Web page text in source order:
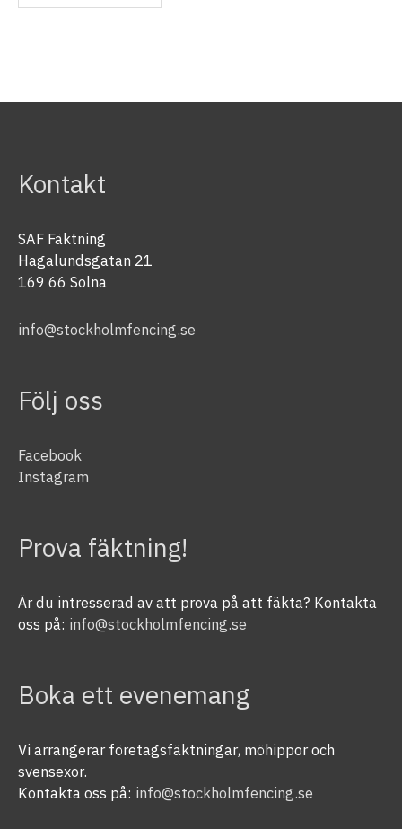
Kontakt
SAF Fäktning
Hagalundsgatan 21
169 66 Solna
info@stockholmfencing.se
Följ oss
Facebook
Instagram
Prova fäktning!
Är du intresserad av att prova på att fäkta? Kontakta
oss på: info@stockholmfencing.se
Boka ett evenemang
Vi arrangerar företagsfäktningar, möhippor och
svensexor.
Kontakta oss på: info@stockholmfencing.se